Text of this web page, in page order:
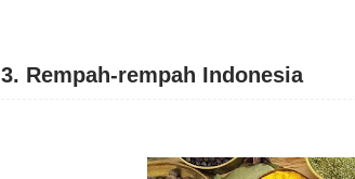
3. Rempah-rempah Indonesia